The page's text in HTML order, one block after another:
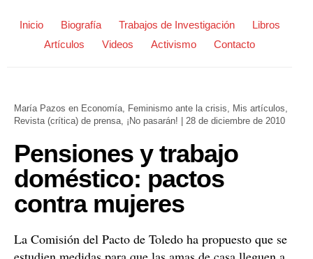
Inicio Biografía Trabajos de Investigación
Libros
Artículos
Videos Activismo Contacto
María Pazos en Economía, Feminismo ante la crisis, Mis artículos,
Revista (crítica) de prensa, ¡No pasarán! 28 de diciembre de 2010
Pensiones y trabajo
doméstico: pactos
contra mujeres
La Comisión del Pacto de Toledo ha propuesto que se